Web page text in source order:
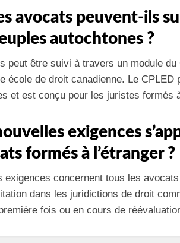
avocats peuvent-ils
autochtones ?
peut être suivi à travers un module
école de droit canadienne. Le
et est conçu pour les juristes formés
exigences
formés à l’étranger ?
exigences concernent tous les
dans les juridictions de droit
fois ou en cours de